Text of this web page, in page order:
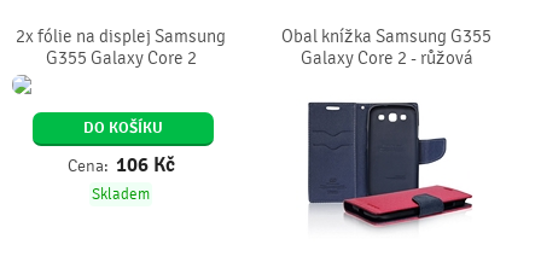
2x fólie na displej Samsung
G355 Galaxy Core 2
DO KOŠÍKU
Cena: 106 Kč
Skladem
Obal knížka Samsung G355
Galaxy Core 2 - růžová